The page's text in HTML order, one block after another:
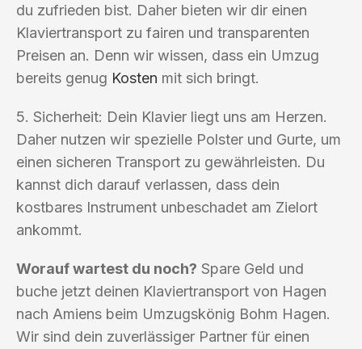
du zufrieden bist. Daher bieten wir dir einen
Klaviertransport zu fairen und transparenten
Preisen an. Denn wir wissen, dass ein Umzug
bereits genug Kosten mit sich bringt.
5. Sicherheit: Dein Klavier liegt uns am Herzen.
Daher nutzen wir spezielle Polster und Gurte, um
einen sicheren Transport zu gewährleisten. Du
kannst dich darauf verlassen, dass dein
kostbares Instrument unbeschadet am Zielort
ankommt.
Worauf wartest du noch? Spare Geld und
buche jetzt deinen Klaviertransport von Hagen
nach Amiens beim Umzugskönig Bohm Hagen.
Wir sind dein zuverlässiger Partner für einen